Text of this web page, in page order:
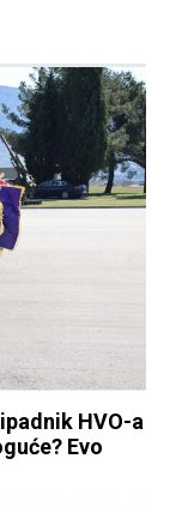
HVO-a
Evo